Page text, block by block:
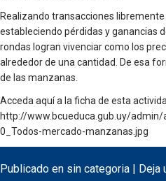
Realizando transacciones
estableciendo pérdidas y ganancias
rondas logran vivenciar como los
alrededor de una cantidad. De esa
de las manzanas.
Acceda aquí a la ficha de esta
http://www.bcueduca.gub.uy/
0_Todos-mercado-manzanas.jpg
Publicado en sin categoria | Deja